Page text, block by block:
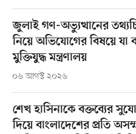
জুলাই গণ-অভ্যুত্থানের
নিয়ে অভিযোগের বিষয়ে যা
মুক্তিযুদ্ধ মন্ত্রণালয়
০৬ আগস্ট ২০২৬
শেখ হাসিনাকে বক্তব্যের
দিয়ে বাংলাদেশের প্রতি